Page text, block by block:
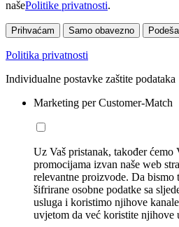
našePolitike privatnosti.
Prihvaćam Samo obavezno
Politika privatnosti
Individualne postavke zaštite podataka
Marketing per Customer-Match
Uz Vaš pristanak, također ćemo
promocijama izvan naše web
relevantne proizvode. Da bismo
šifrirane osobne podatke sa
usluga i koristimo njihove
uvjetom da već koristite njihove